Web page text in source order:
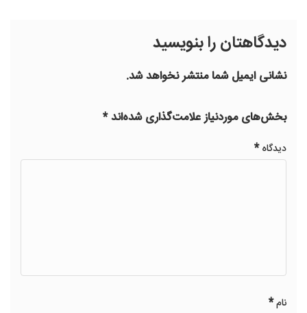
دیدگاهتان را بنویسید
نشانی ایمیل شما منتشر نخواهد شد.
بخش‌های موردنیاز علامت‌گذاری شده‌اند*
دیدگاه*
نام*